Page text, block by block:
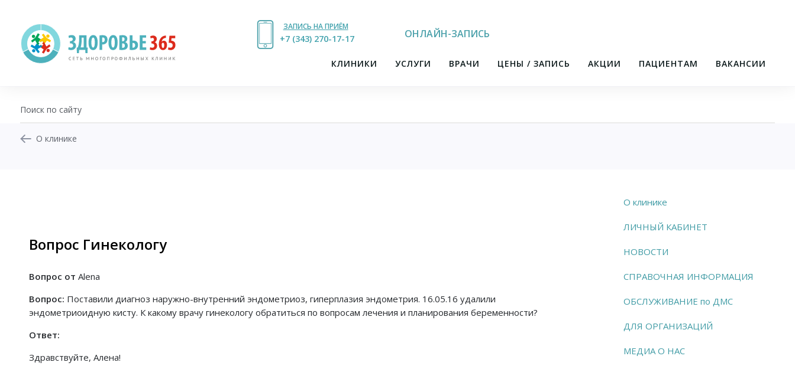
ЗАПИСЬ НА ПРИЁМ
+7 (343) 270-17-21
+7 (343) 270-17-17 ОНЛАЙН-ЗАПИСЬ
КЛИНИКИ УСЛУГИ ВРАЧИ ЦЕНЫ / ЗАПИСЬ АКЦИИ ПАЦИЕНТАМ ВАКАНСИИ
О клинике
Вопрос Гинекологу
Вопрос от Alena
Вопрос: Поставили диагноз наружно-внутренний эндометриоз, гиперплазия эндометрия. 16.05.16 удалили
эндометриоидную кисту. К какому врачу гинекологу обратиться по вопросам лечения и планирования беременности?
Ответ:
Здравствуйте, Алена!
О клинике
ЛИЧНЫЙ КАБИНЕТ
НОВОСТИ
СПРАВОЧНАЯ ИНФОРМАЦИЯ
ОБСЛУЖИВАНИЕ по ДМС
ДЛЯ ОРГАНИЗАЦИЙ
МЕДИА О НАС
+7 (343) 270-17-21